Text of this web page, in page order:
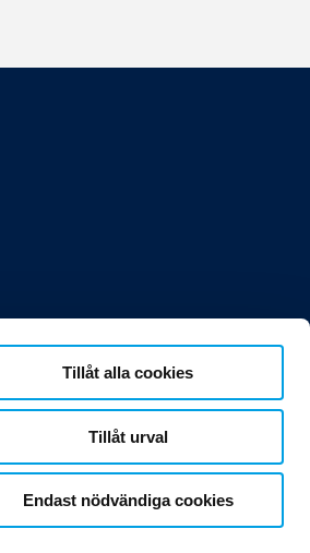
Tillåt alla cookies
Tillåt urval
Endast nödvändiga cookies